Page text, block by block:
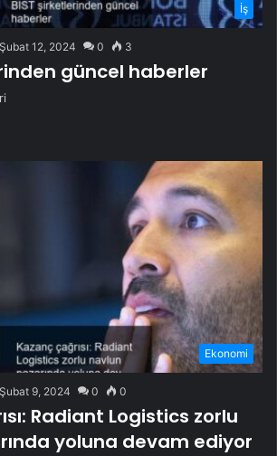
İş
Şubat 12, 2024 0 3
güncel haberler
Ekonomi
Şubat 9, 2024 0 0
Radiant Logistics zorlu
yoluna devam ediyor